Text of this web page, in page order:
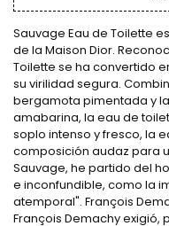
Sauvage Eau de Toilette
de la Maison Dior.
Toilette se ha convertido
su virilidad segura.
bergamota pimentada y
amabarina, la eau de
soplo intenso y fresco, la
composición audaz para
Sauvage, he partido del
e inconfundible, como la
atemporal". François
François Demachy exigió,